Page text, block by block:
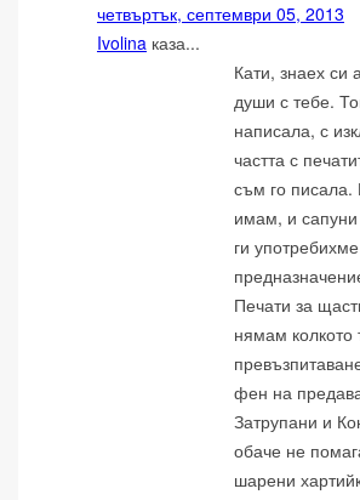
четвъртък, септември 05, 2013
Ivolina каза...
Кати, знаех си
души с тебе.
написала, с
частта с
съм го
имам, и
ги
Печати за
нямам колкото
фен на
Затрупани и
обаче не
шарени